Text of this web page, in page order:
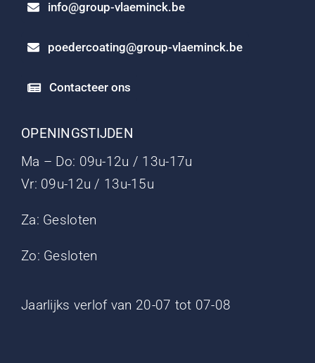
info@group-vlaeminck.be
poedercoating@group-vlaeminck.be
Contacteer ons
OPENINGSTIJDEN
Ma – Do: 09u-12u / 13u-17u
Vr: 09u-12u / 13u-15u
Za: Gesloten
Zo: Gesloten
Jaarlijks verlof van 20-07 tot 07-08